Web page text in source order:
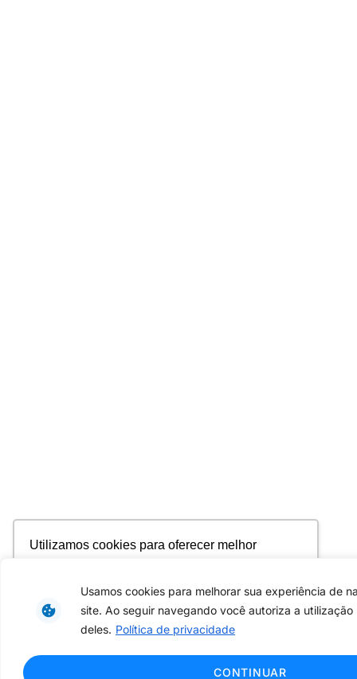
Utilizamos cookies para oferecer melhor
personalizar conteúdo. Ao utilizar este site, você
concorda com o uso de cookies.
Saiba mais
Usamos cookies para melhorar sua experiência de
site. Ao seguir navegando você autoriza a utilização
deles. Política de privacidade
CONTINUAR